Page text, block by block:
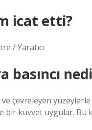
icat etti?
/ Yaratıcı
çevreleyen
bir kuvvet uygular.